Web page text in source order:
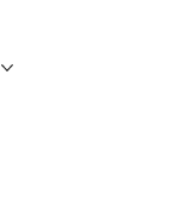
pas être